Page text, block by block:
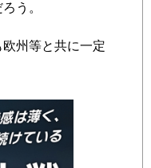
う。
州等と共に一定